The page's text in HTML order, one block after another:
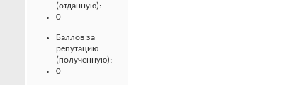
(отданную):
0
Баллов за
репутацию
(полученную):
0